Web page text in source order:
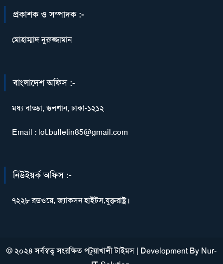
প্রকাশক ও সম্পাদক :-
মোহাম্মাদ নুরুজ্জামান
বাংলাদেশ অফিস :-
মধ্য বাড্ডা, গুলশান, ঢাকা-১২১২
Email : lot.bulletin85@gmail.com
নিউইয়র্ক অফিস :-
৭২২৮ ব্রডওয়ে, জ্যাকসন হাইটস,যুক্তরাষ্ট্র।
© ২০২৪ সর্বস্বত্ব সংরক্ষিত পটুয়াখালী টাইমস | Development By Nur-